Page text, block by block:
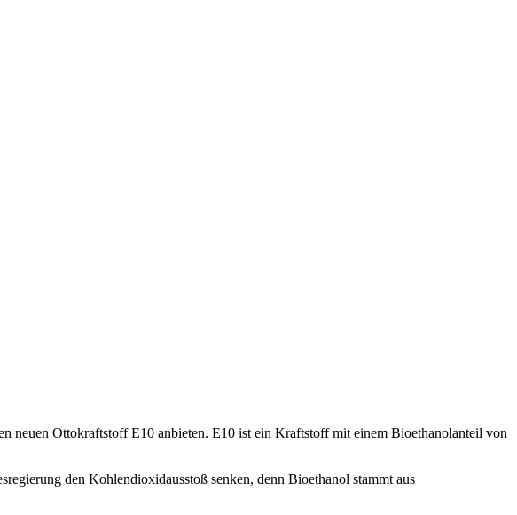
neuen Ottokraftstoff E10 anbieten. E10 ist ein Kraftstoff mit einem Bioethanolanteil von
den Kohlendioxidausstoß senken, denn Bioethanol stammt aus